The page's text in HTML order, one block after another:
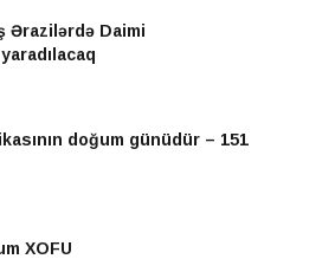
Ərazilərdə Daimi
doğum günüdür – 151
XOFU